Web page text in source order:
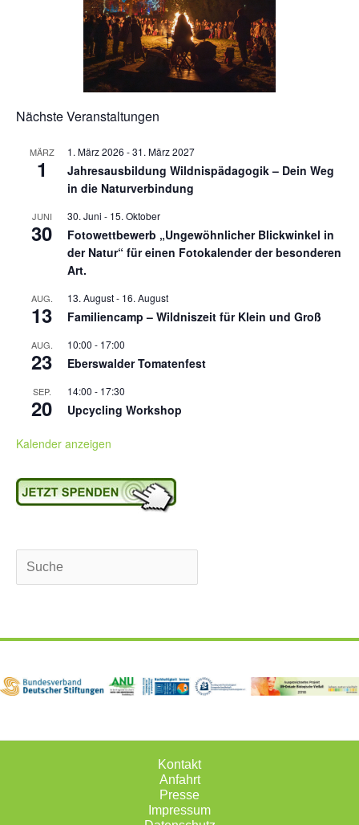
Nächste Veranstaltungen
MÄRZ
1
1. März 2026 -31. März 2027
Jahresausbildung Wildnispädagogik – Dein Weg
in die Naturverbindung
JUNI
30
30. Juni - 15. Oktober
Fotowettbewerb „Ungewöhnlicher Blickwinkel in
der Natur“ für einen Fotokalender der besonderen
Art.
AUG.
13
13. August- 16. August
Familiencamp – Wildniszeit für Klein und Groß
AUG.
23
10:00 - 17:00
Eberswalder Tomatenfest
SEP.
20
14:00 - 17:30
Upcycling Workshop
Kalender anzeigen
Suchen
Kontakt
Anfahrt
Presse
Impressum